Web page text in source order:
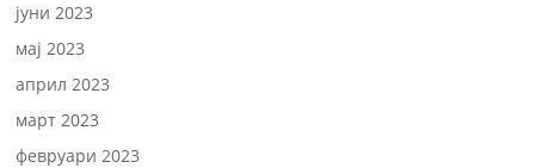
јуни 2023
мај 2023
април 2023
март 2023
февруари 2023